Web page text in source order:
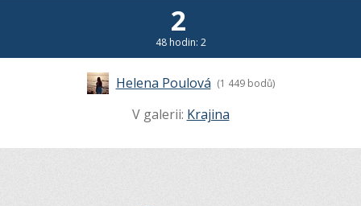
2
48 hodin: 2
Helena Poulová (1 449 bodů)
V galerii: Krajina